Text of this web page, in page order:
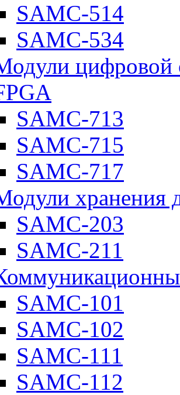
SAMC-514
SAMC-534
цифровой
SAMC-713
SAMC-715
SAMC-717
хранения
SAMC-203
SAMC-211
SAMC-101
SAMC-102
SAMC-111
SAMC-112